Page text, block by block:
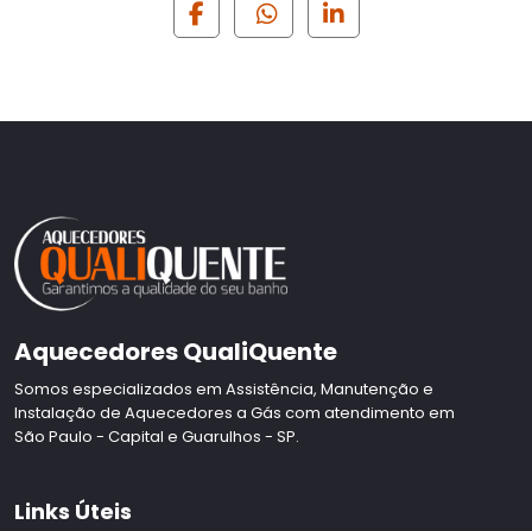
Aquecedores QualiQuente
Somos especializados em Assistência, Manutenção e
Instalação de Aquecedores a Gás com atendimento em
São Paulo - Capital e Guarulhos - SP.
Links Úteis